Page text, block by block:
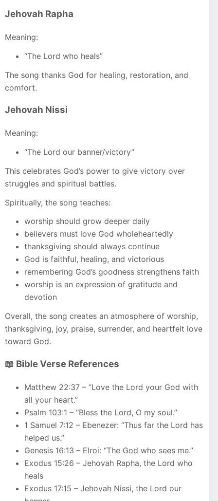
Jehovah Rapha
Meaning:
“The Lord who heals”
The song thanks God for healing, restoration, and
comfort.
Jehovah Nissi
Meaning:
“The Lord our banner/victory”
This celebrates God’s power to give victory over
struggles and spiritual battles.
Spiritually, the song teaches:
worship should grow deeper daily
believers must love God wholeheartedly
thanksgiving should always continue
God is faithful, healing, and victorious
remembering God’s goodness strengthens faith
worship is an expression of gratitude and
devotion
Overall, the song creates an atmosphere of worship,
thanksgiving, joy, praise, surrender, and heartfelt love
toward God.
📖 Bible Verse References
Matthew 22:37 – “Love the Lord your God with
all your heart.”
Psalm 103:1 – “Bless the Lord, O my soul.”
1 Samuel 7:12 – Ebenezer: “Thus far the Lord has
helped us.”
Genesis 16:13 – Elroi: “The God who sees me.”
Exodus 15:26 – Jehovah Rapha, the Lord who
heals
Exodus 17:15 – Jehovah Nissi, the Lord our